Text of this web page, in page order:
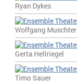
Ryan Dykes
Wolfgang Muschter
Gerta Hellriegel
Timo Sauer